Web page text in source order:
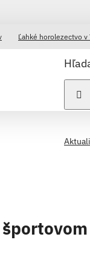
Ľahké horolezectvo v